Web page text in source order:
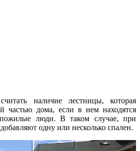
наличие лестницы, которая
частью дома, если в нем находятся
люди. В таком случае, при
одну или несколько спален.